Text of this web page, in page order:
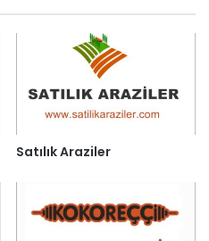
Satılık Araziler